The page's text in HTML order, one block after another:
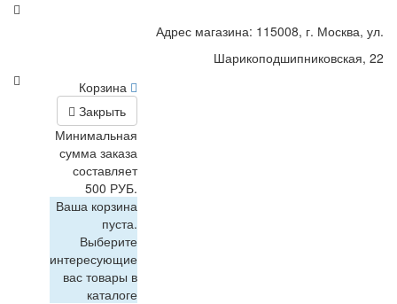
Адрес магазина: 115008, г. Москва, ул.
Шарикоподшипниковская, 22
Корзина
Закрыть
Минимальная
сумма заказа
составляет
500 РУБ.
Ваша корзина
пуста.
Выберите
интересующие
вас товары в
каталоге